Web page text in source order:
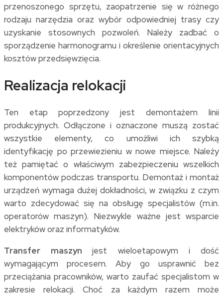
przenoszonego sprzętu, zaopatrzenie się w różnego
rodzaju narzędzia oraz wybór odpowiedniej trasy czy
uzyskanie stosownych pozwoleń. Należy zadbać o
sporządzenie harmonogramu i określenie orientacyjnych
kosztów przedsięwzięcia.
Realizacja relokacji
Ten etap
poprzedzony jest demontażem linii
produkcyjnych. Odłączone i oznaczone muszą zostać
wszystkie elementy, co umożliwi ich szybką
identyfikację po przewiezieniu w nowe miejsce. Należy
też pamiętać o właściwym zabezpieczeniu wszelkich
komponentów podczas transportu. Demontaż i montaż
urządzeń wymaga dużej dokładności, w związku z czym
warto zdecydować się na obsługę specjalistów (m.in.
operatorów maszyn). Niezwykle ważne jest wsparcie
elektryków oraz informatyków.
Transfer maszynjest wieloetapowym i
dość
wymagającym procesem. Aby go usprawnić bez
przeciążania pracowników, warto zaufać specjalistom w
zakresie relokacji. Choć za każdym razem może